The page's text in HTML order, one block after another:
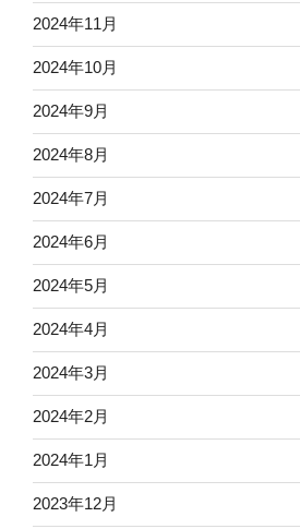
2024年11月
2024年10月
2024年9月
2024年8月
2024年7月
2024年6月
2024年5月
2024年4月
2024年3月
2024年2月
2024年1月
2023年12月